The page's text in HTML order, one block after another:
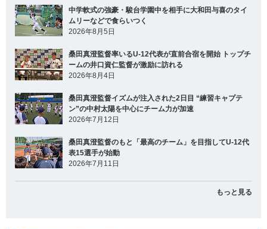
中学軟式の強豪・駿台学園中を相手に大和田与喜のタイ
ムリーなどで食らいつく
2026年8月5日
桑田真澄監督率いるU-12代表が直前合宿を開始 トップチ
ームの井口資仁監督が激励に訪れる
2026年8月4日
桑田真澄監督イズムが注入された2日目 “練習キャプテ
ン”の中村太陽を中心にチーム力が加速
2026年7月12日
桑田真澄監督のもと「最高のチーム」を目指してU-12代
表15選手が始動
2026年7月11日
もっと見る